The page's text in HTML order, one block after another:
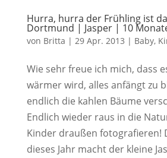
Hurra, hurra der Frühling ist
Dortmund | Jasper | 10
von Britta | 29 Apr. 2013 | Baby,
Wie sehr freue ich mich, dass
wärmer wird, alles anfängt zu
endlich die kahlen Bäume
Endlich wieder raus in die
Kinder draußen fotografieren!
dieses Jahr macht der kleine